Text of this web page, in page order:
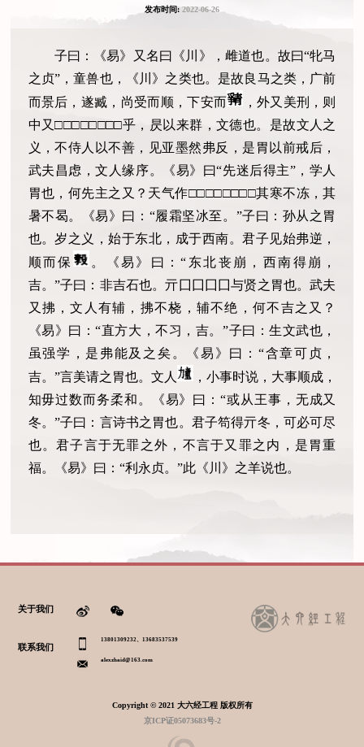
发布时间:2022-06-26
子曰：《易》又名曰《川》，雌道也。故曰“牝马
之贞”，童兽也，《川》之类也。是故良马之类，广前
而景后，遂臧，尚受而顺，下安而
，外又美刑，则
中又□□□□□□□□乎，昃以来群，文德也。是故文人之
义，不侍人以不善，见亚墨然弗反，是胃以前戒后，
武夫昌虑，文人缘序。《易》曰“先迷后得主”，学人
胃也，何先主之又？天气作□□□□□□□□其寒不冻，其
暑不曷。《易》曰：“履霜坚冰至。”子曰：孙从之胃
也。岁之义，始于东北，成于西南。君子见始弗逆，
顺而保
。《易》曰：“东北丧崩，西南得崩，
吉。”子曰：非吉石也。亓囗囗囗囗与贤之胃也。武夫
又拂，文人有辅，拂不桡，辅不绝，何不吉之又？
《易》曰：“直方大，不习，吉。”子曰：生文武也，
虽强学，是弗能及之矣。《易》曰：“含章可贞，
吉。”言美请之胃也。文人
，小事时说，大事顺成，
知毋过数而务柔和。《易》曰：“或从王事，无成又
冬。”子曰：言诗书之胃也。君子笱得亓冬，可必可尽
也。君子言于无罪之外，不言于又罪之内，是胃重
福。《易》曰：“利永贞。”此《川》之羊说也。
关于我们
联系我们
13801309232、13683537539
alexzhaid@163.com
Copyright © 2021 大六经工程 版权所有
京ICP证05073683号-2